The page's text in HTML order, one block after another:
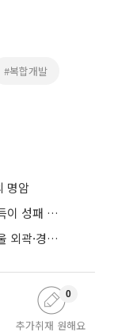
#복합개발
명암
정부 공급카드 임박…서울시 협의·주민 설득이 성패 가른다
강남·서초 아파트값 오름폭 보합 근접⋯서울 외곽·경기 남부 중심 매수세
추가취재 원해요
0